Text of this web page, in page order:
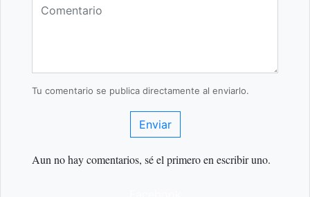
Tu comentario se publica directamente al enviarlo.
Enviar
Aun no hay comentarios, sé el primero en escribir uno.